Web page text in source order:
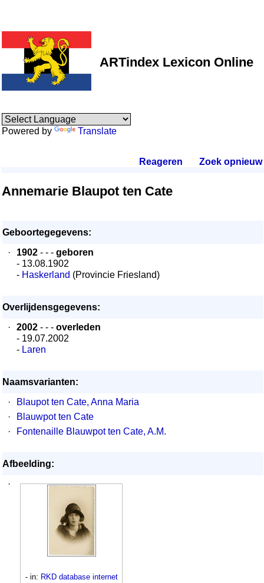
ARTindex Lexicon Online
Powered by Translate
Reageren Zoek opnieuw.
Annemarie Blaupot ten Cate
Geboortegegevens:
·
1902 - - - geboren
- 13.08.1902
- Haskerland (Provincie Friesland)
Overlijdensgegevens:
·
2002 - - - overleden
- 19.07.2002
- Laren
Naamsvarianten:
·
Blaupot ten Cate, Anna Maria
·
Blauwpot ten Cate
·
Fontenaille Blauwpot ten Cate, A.M.
Afbeelding:
·
- in: RKD database internet